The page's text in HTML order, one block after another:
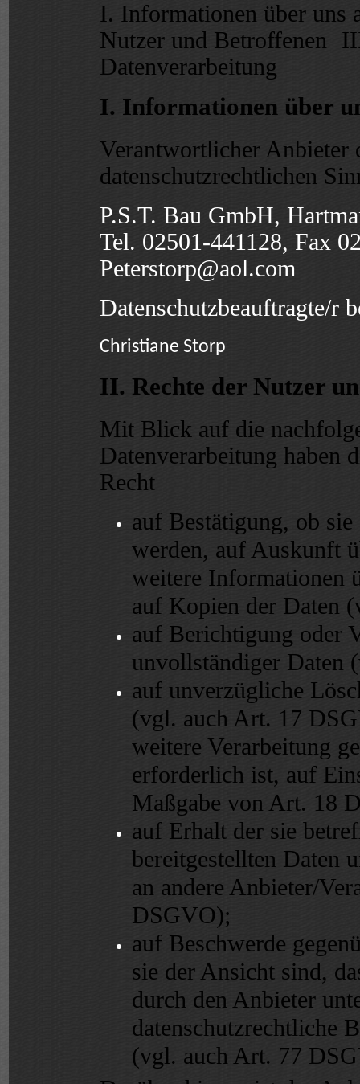
I. Informationen über uns
Nutzer und Betroffenen
Datenverarbeitung
I. Informationen über
Verantwortlicher Anbieter
datenschutzrechtlichen
P.S.T. Bau GmbH,
Tel. 02501-441128, Fax
Peterstorp@aol.com
Datenschutzbeauftragte/r
Christiane Storp
II. Rechte der Nutzer
Mit Blick auf die
Datenverarbeitung haben
Recht
auf Bestätigung, ob
werden, auf Auskunft
weitere Informationen
auf Kopien der Daten
auf Berichtigung oder
unvollständiger Daten
auf unverzügliche
(vgl. auch Art. 17
weitere Verarbeitung
erforderlich ist, auf
Maßgabe von Art. 18
auf Erhalt der sie
bereitgestellten Daten
an andere Anbieter/
DSGVO);
auf Beschwerde
sie der Ansicht sind,
durch den Anbieter
datenschutzrechtliche
(vgl. auch Art. 77